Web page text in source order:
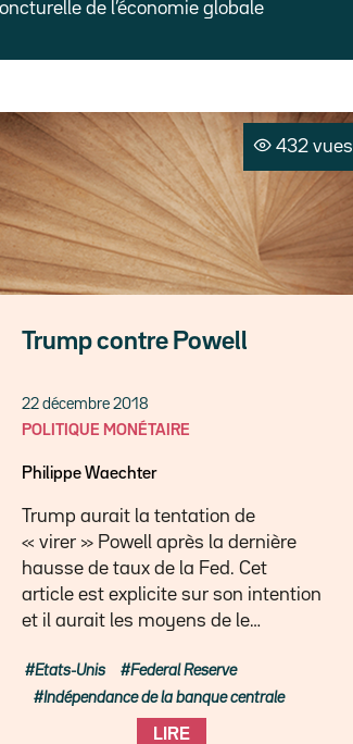
de l’économie globale
432 vues
Trump contre Powell
22 décembre 2018
POLITIQUE MONÉTAIRE
Philippe Waechter
Trump aurait la tentation de
« virer » Powell après la dernière
hausse de taux de la Fed. Cet
article est explicite sur son intention
et il aurait les moyens de le…
LIRE
Etats-Unis
Federal Reserve
Indépendance de la banque centrale